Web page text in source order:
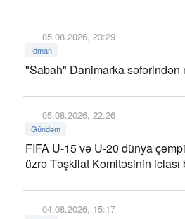
05.08.2026, 23:29
İdman
"Sabah" Danimarka səfərindən
05.08.2026, 22:26
Gündəm
FIFA U-15 və U-20 dünya
üzrə Təşkilat Komitəsinin iclası
04.08.2026, 15:17